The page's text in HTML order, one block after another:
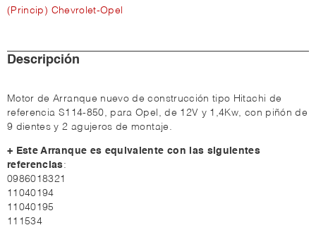
(Princip) Chevrolet-Opel
Descripción
Motor de Arranque nuevo de construcción tipo Hitachi de
referencia S114-850, para Opel, de 12V y 1,4Kw, con piñón de
9 dientes y 2 agujeros de montaje.
+ Este Arranque es equivalente con las siguientes
referencias:
0986018321
11040194
11040195
111534